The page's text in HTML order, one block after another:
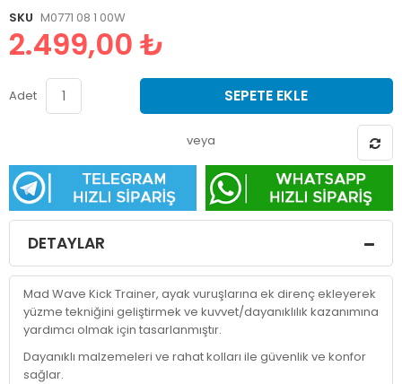
SKU M0771 08 1 00W
2.499,00 ₺
Adet SEPETE EKLE
veya
DETAYLAR
Mad Wave Kick Trainer, ayak vuruşlarına ek direnç ekleyerek
yüzme tekniğini geliştirmek ve kuvvet/dayanıklılık kazanımına
yardımcı olmak için tasarlanmıştır.
Dayanıklı malzemeleri ve rahat kolları ile güvenlik ve konfor
sağlar.